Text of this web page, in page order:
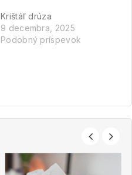
Krištáľ drúza
9 decembra, 2025
Podobný príspevok